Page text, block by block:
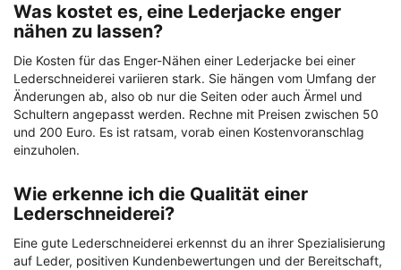
Was kostet es, eine Lederjacke enger
nähen zu lassen?
Die Kosten für das Enger-Nähen einer Lederjacke bei einer
Lederschneiderei variieren stark. Sie hängen vom Umfang der
Änderungen ab, also ob nur die Seiten oder auch Ärmel und
Schultern angepasst werden. Rechne mit Preisen zwischen 50
und 200 Euro. Es ist ratsam, vorab einen Kostenvoranschlag
einzuholen.
Wie erkenne ich die Qualität einer
Lederschneiderei?
Eine gute Lederschneiderei erkennst du an ihrer Spezialisierung
auf Leder, positiven Kundenbewertungen und der Bereitschaft,